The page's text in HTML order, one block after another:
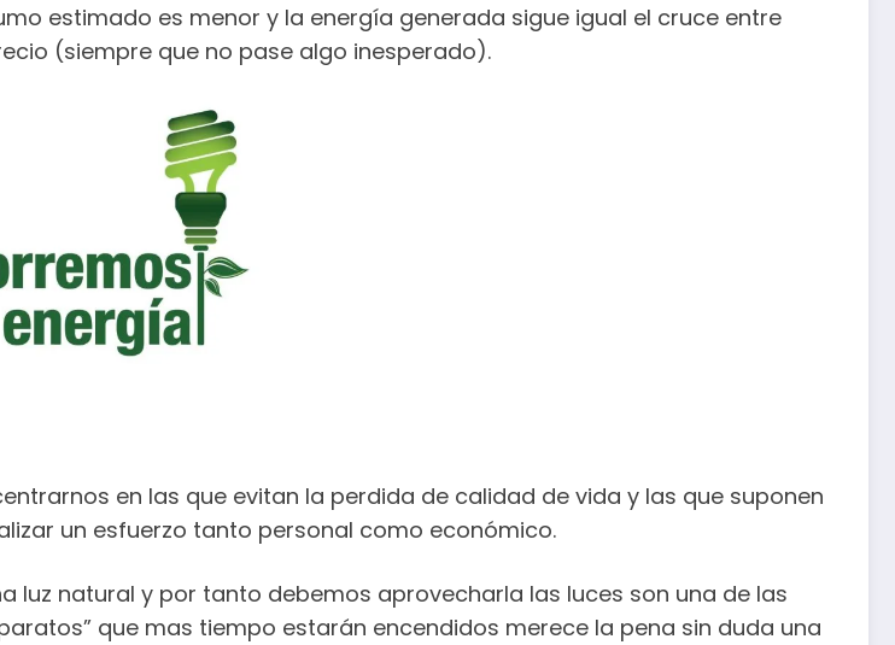
estimado es menor y la energía generada sigue igual el cruce entre
(siempre que no pase algo inesperado).
en las que evitan la perdida de calidad de vida y las que suponen
un esfuerzo tanto personal como económico.
luz natural y por tanto debemos aprovecharla las luces son una de las
que mas tiempo estarán encendidos merece la pena sin duda una